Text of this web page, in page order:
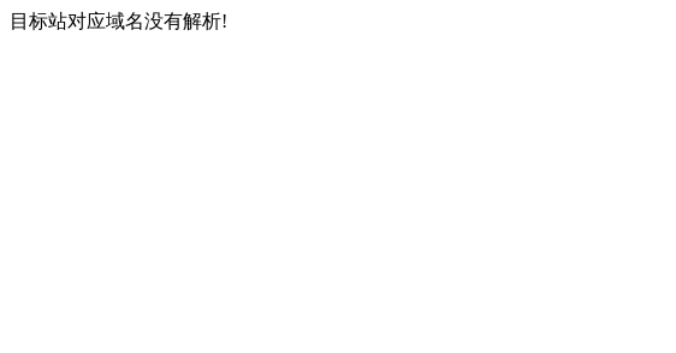
目标站对应域名没有解析!